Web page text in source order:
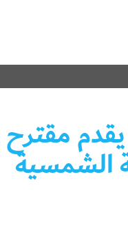
يقدم
الشمسية